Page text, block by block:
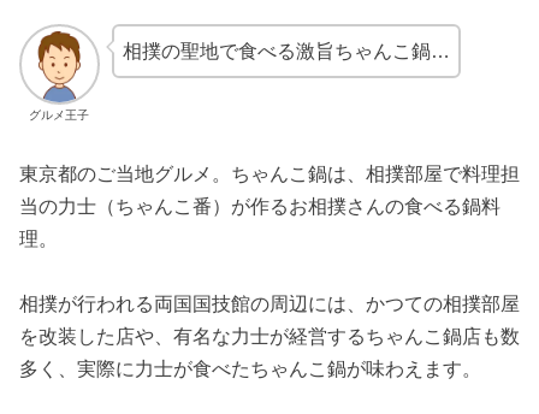
グルメ王子
相撲の聖地で食べる激旨ちゃんこ鍋…
東京都のご当地グルメ。ちゃんこ鍋は、相撲部屋で料理担
当の力士（ちゃんこ番）が作るお相撲さんの食べる鍋料
理。
相撲が行われる両国国技館の周辺には、かつての相撲部屋
を改装した店や、有名な力士が経営するちゃんこ鍋店も数
多く、実際に力士が食べたちゃんこ鍋が味わえます。